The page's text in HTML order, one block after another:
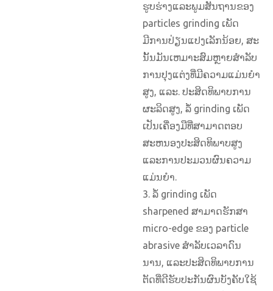
ຮູບຮ່າງແລະພູມສັນຖານຂອງ
particles grinding ເພັດ
ມີການປ່ຽນແປງເລັກນ້ອຍ, ສະ
ນັ້ນມັນເຫມາະສົມຫຼາຍສໍາລັບ
ການປຸງແຕ່ງທີ່ມີຄວາມແມ່ນຍໍາ
ສູງ, ແລະ. ປະສິດທິພາບການ
ຜະລິດສູງ, ລໍ້ grinding ເພັດ
ເປັນເຄື່ອງມືທີ່ສາມາດຕອບ
ສະຫນອງປະສິດທິພາບສູງ
ແລະການປະມວນຜົນຄວາມ
ແມ່ນຍໍາ.
3. ລໍ້ grinding ເພັດ
sharpened ສາມາດຮັກສາ
micro-edge ຂອງ particle
abrasive ສໍາລັບເວລາດົນ
ນານ, ແລະປະສິດທິພາບການ
ຕັດທີ່ດີຮັບປະກັນຜົນບັງຄັບໃຊ້